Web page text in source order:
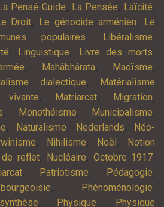
La Pensé-Guide, La Pensée, Laïcité,
Droit, Le génocide arménien,
Le
populaires, Libéralisme,
, Linguistique, Livre des morts,
, Mahâbhârata, Maoïsme,
dialectique,
Matérialisme
vivante, Matriarcat, Migration,
, Monothéisme, Municipalisme,
, Naturalisme, Nederlands,
Néo-
, Nihilisme, Noël ,
Notion
de reflet, Nucléaire, Octobre 1917,
, Patriotisme, Pédagogie,
, Phénoménologie,
, Physique,
Physique